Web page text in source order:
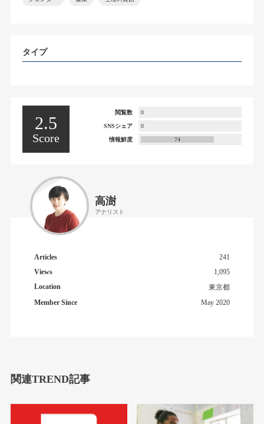
タイプ
2.5
Score
閲覧数 0
SNSシェア 0
情報鮮度 74
高澍
アナリスト
Articles
241
Views
1,095
Location
東京都
Member Since
May 2020
関連TREND記事